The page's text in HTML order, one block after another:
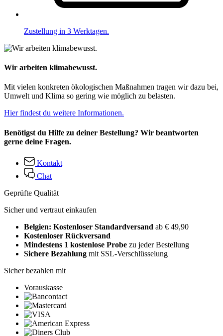
Zustellung in 3 Werktagen.
Wir arbeiten klimabewusst.
Mit vielen konkreten ökologischen Maßnahmen tragen wir dazu bei,
Umwelt und Klima so gering wie möglich zu belasten.
Hier findest du weitere Informationen.
Benötigst du Hilfe zu deiner Bestellung? Wir beantworten
gerne deine Fragen.
Kontakt
Chat
Geprüfte Qualität
Sicher und vertraut einkaufen
Belgien: Kostenloser Standardversand ab € 49,90
Kostenloser Rückversand
Mindestens 1 kostenlose Probe zu jeder Bestellung
Sichere Bezahlung mit SSL-Verschlüsselung
Sicher bezahlen mit
Vorauskasse